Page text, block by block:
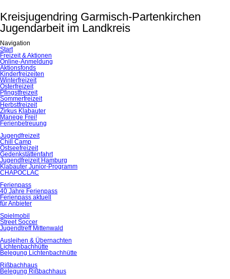
Kreisjugendring Garmisch-Partenkirchen
Jugendarbeit im Landkreis
Navigation
Navigation
überspringen
Start
Freizeit & Aktionen
Online-Anmeldung
Aktionsfonds
Kinderfreizeiten
Winterfreizeit
Osterfreizeit
Pfingstfreizeit
Sommerfreizeit
Herbstfreizeit
Zirkus Klabauter
Manege Frei!
Ferienbetreuung
Jugendfreizeit
Chill Camp
Ostseefreizeit
Gedenkstättenfahrt
Jugendfreizeit Hamburg
Klabauter Junior-Programm
CHAPOCLAC
Ferienpass
40 Jahre Ferienpass
Ferienpass aktuell
für Anbieter
Spielmobil
Street Soccer
Jugendtreff Mittenwald
Ausleihen & Übernachten
Lichtenbachhütte
Belegung Lichtenbachhütte
Rißbachhaus
Belegung Rißbachhaus